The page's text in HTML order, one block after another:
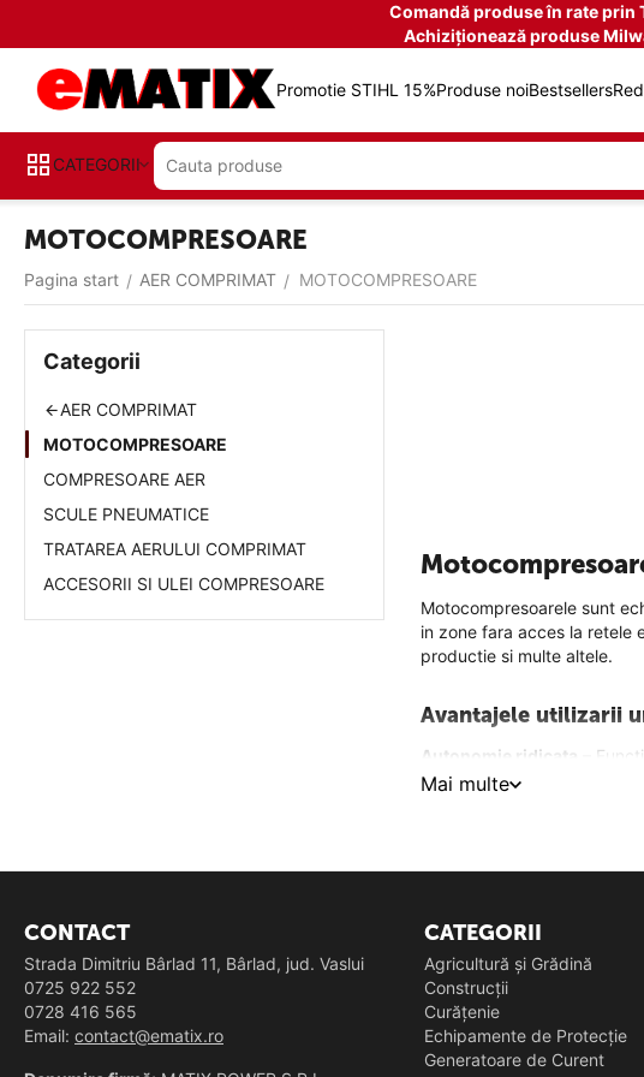
Comandă produse în rate prin
Achiziționează produse
Promotie STIHL 15%Produse noiBestsellers
CATEGORII
MOTOCOMPRESOARE
Pagina start / AER COMPRIMAT / MOTOCOMPRESOARE
Motocompresoarele sunt
in zone fara acces la retele
productie si multe altele.
Avantajele utilizarii
Autonomie ridicata
–
Putere si eficienta
Economie de timp si costuri
Tipuri de
Motocompresoare pe
Acestea sunt usor de pornit
Mai multe
Categorii
AER COMPRIMAT
MOTOCOMPRESOARE
COMPRESOARE AER
SCULE PNEUMATICE
TRATAREA AERULUI COMPRIMAT
ACCESORII SI ULEI COMPRESOARE
CONTACT
Strada Dimitriu Bârlad 11, Bârlad, jud. Vaslui
0725 922 552
0728 416 565
Email: contact@ematix.ro
CATEGORII
Agricultură și Grădină
Construcții
Curățenie
Echipamente de Protecție
Generatoare de Curent